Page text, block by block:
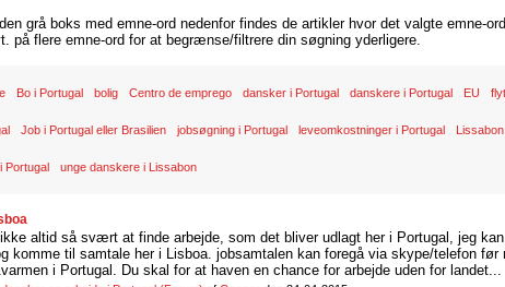
grå boks med emne-ord nedenfor findes de artikler hvor det valgte emne-
på flere emne-ord for at begrænse/filtrere din søgning yderligere.
Bo i Portugal bolig Centro de emprego dansker i Portugal danskere i Portugal EU
Job i Portugal eller Brasilien jobsøgning i Portugal leveomkostninger i Portugal Lissabon
Portugal unge danskere i Lissabon
ikke altid så svært at finde arbejde, som det bliver udlagt her i Portugal, jeg
komme til samtale her i Lisboa. jobsamtalen kan foregå via skype/telefon før
i Portugal. Du skal for at haven en chance for arbejde uden for landet...